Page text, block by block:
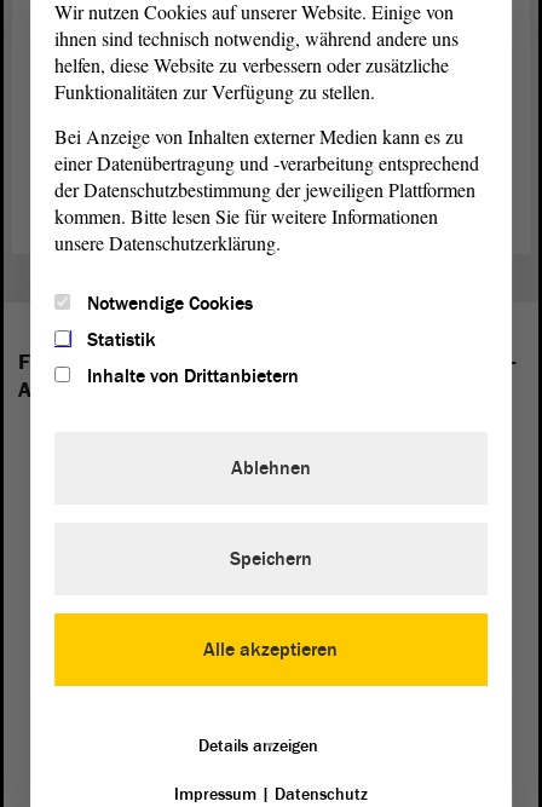
Altersentschädigung
Kranken-und Pflegeversicherung
Abgeordnetengesetz (PDF; 557.38 KB)
Folgende Fraktionen sind im Landtag von Sachsen-
Anhalt vertreten:
Wir nutzen Cookies auf unserer Website. Einige von
ihnen sind technisch notwendig, während andere uns
helfen, diese Website zu verbessern oder zusätzliche
Funktionalitäten zur Verfügung zu stellen.
Bei Anzeige von Inhalten externer Medien kann es zu
einer Datenübertragung und -verarbeitung entsprechend
der Datenschutzbestimmung der jeweiligen Plattformen
kommen. Bitte lesen Sie für weitere Informationen
unsere Datenschutzerklärung.
Notwendige Cookies
Statistik
Inhalte von Drittanbietern
Alle akzeptieren
Ablehnen
Speichern
Details anzeigen
Impressum| Datenschutz